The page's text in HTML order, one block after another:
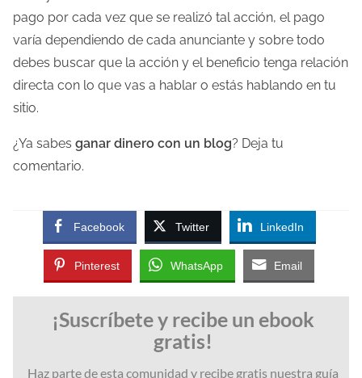
pago por cada vez que se realizó tal acción, el pago
varía dependiendo de cada anunciante y sobre todo
debes buscar que la acción y el beneficio tenga relación
directa con lo que vas a hablar o estás hablando en tu
sitio.
¿Ya sabes ganar dinero con un blog? Deja tu
comentario.
Facebook Twitter LinkedIn
Pinterest WhatsApp Email